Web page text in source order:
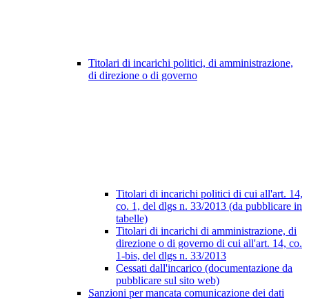
Titolari di incarichi politici, di amministrazione,
di direzione o di governo
Titolari di incarichi politici di cui all'art. 14,
co. 1, del dlgs n. 33/2013 (da pubblicare in
tabelle)
Titolari di incarichi di amministrazione, di
direzione o di governo di cui all'art. 14, co.
1-bis, del dlgs n. 33/2013
Cessati dall'incarico (documentazione da
pubblicare sul sito web)
Sanzioni per mancata comunicazione dei dati